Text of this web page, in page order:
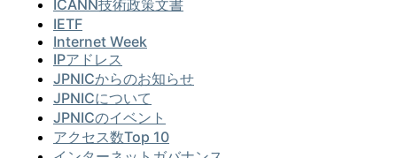
ICANN技術政策文書
IETF
Internet Week
IPアドレス
JPNICからのお知らせ
JPNICについて
JPNICのイベント
アクセス数Top 10